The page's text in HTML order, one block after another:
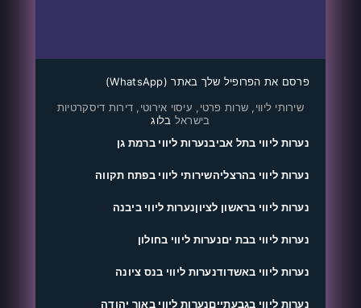
פרסם את הפרופיל שלך באתר (WhatsApp)
שירותי ליווי, שרות פרטי, עיסוי אירוטי, דירות דיסקרטיות
בישראל בלוג
נערות ליווי בתל אביבנערות ליווי ברמת גן
נערות ליווי בהרצליהשירותי ליווי בפתח תקווה
נערות ליווי בראשון לציוןנערות ליווי ביבנה
נערות ליווי בבת יםנערות ליווי בחולון
נערות ליווי באשדודנערות ליווי בנס ציונה
נערות ליווי בגבעתייםנערות ליווי באור יהודה